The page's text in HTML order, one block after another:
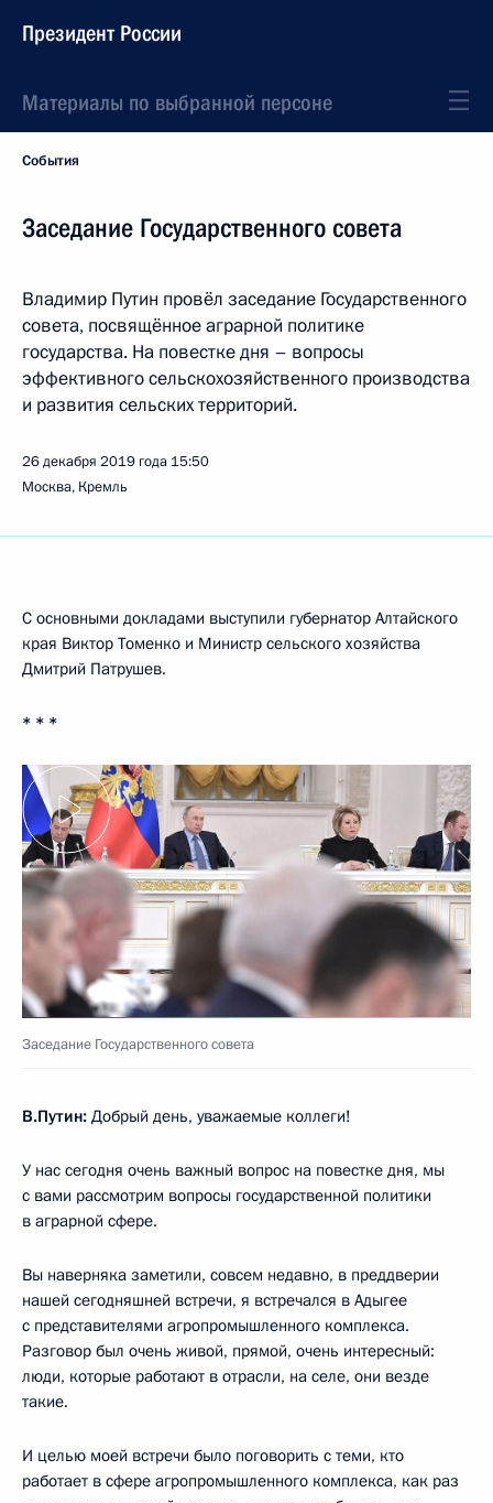
Президент России
Материалы по выбранной персоне
События
Заседание Государственного совета
Владимир Путин провёл заседание Государственного
совета, посвящённое аграрной политике
государства. На повестке дня – вопросы
эффективного сельскохозяйственного производства
и развития сельских территорий.
26 декабря 2019 года 15:50
Москва, Кремль
С основными докладами выступили губернатор Алтайского
края Виктор Томенко и Министр сельского хозяйства
Дмитрий Патрушев.
* * *
Заседание Государственного совета
В.Путин: Добрый день, уважаемые коллеги!
У нас сегодня очень важный вопрос на повестке дня, мы
с вами рассмотрим вопросы государственной политики
в аграрной сфере.
Вы наверняка заметили, совсем недавно, в преддверии
нашей сегодняшней встречи, я встречался в Адыгее
с представителями агропромышленного комплекса.
Разговор был очень живой, прямой, очень интересный:
люди, которые работают в отрасли, на селе, они везде
такие.
И целью моей встречи было поговорить с теми, кто
работает в сфере агропромышленного комплекса, как раз